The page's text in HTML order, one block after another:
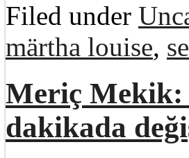
Filed under
märtha louise,
Meriç Mekik:
dakikada